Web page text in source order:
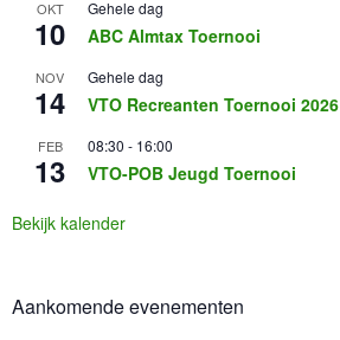
OKT
10
Gehele dag
ABC Almtax Toernooi
NOV
14
Gehele dag
VTO Recreanten Toernooi 2026
FEB
13
08:30 - 16:00
VTO-POB Jeugd Toernooi
Bekijk kalender
Aankomende evenementen